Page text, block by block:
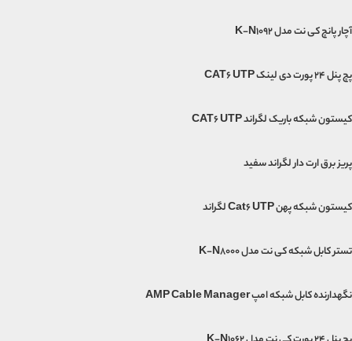
آچار پانچ کی نت مدل K-N1092
پچ پنل 24 پورت دی لینک CAT6 UTP
کیستون شبکه باریک لگراند CAT6 UTP
پریز برق ارت دار لگراند سفید
کیستون شبکه پهن Cat6 UTP لگراند
تستر کابل شبکه کی نت مدل K-N8000
نگهدارنده کابل شبکه امپ AMP Cable Manager